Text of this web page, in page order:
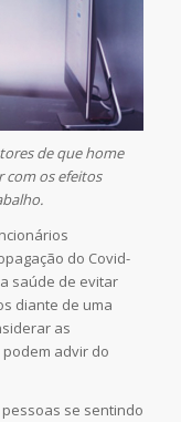
de que home
com os efeitos
do Covid-
saúde de evitar
diante de uma
as
podem advir do
se sentindo